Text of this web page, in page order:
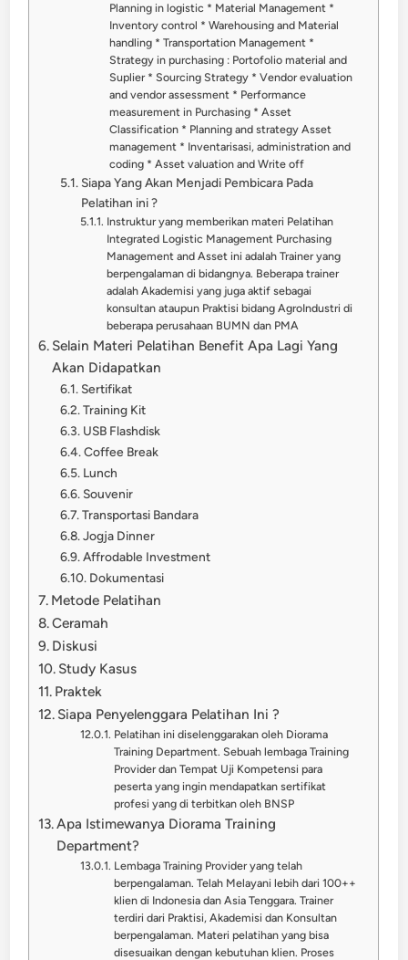
Planning in logistic * Material Management *
Inventory control * Warehousing and Material
handling * Transportation Management *
Strategy in purchasing : Portofolio material and
Suplier * Sourcing Strategy * Vendor evaluation
and vendor assessment * Performance
measurement in Purchasing * Asset
Classification * Planning and strategy Asset
management * Inventarisasi, administration and
coding * Asset valuation and Write off
Siapa Yang Akan Menjadi Pembicara Pada
Pelatihan ini ?
Instruktur yang memberikan materi Pelatihan
Integrated Logistic Management Purchasing
Management and Asset ini adalah Trainer yang
berpengalaman di bidangnya. Beberapa trainer
adalah Akademisi yang juga aktif sebagai
konsultan ataupun Praktisi bidang AgroIndustri di
beberapa perusahaan BUMN dan PMA
Selain Materi Pelatihan Benefit Apa Lagi Yang
Akan Didapatkan
Sertifikat
Training Kit
USB Flashdisk
Coffee Break
Lunch
Souvenir
Transportasi Bandara
Jogja Dinner
Affrodable Investment
Dokumentasi
Metode Pelatihan
Ceramah
Diskusi
Study Kasus
Praktek
Siapa Penyelenggara Pelatihan Ini ?
Pelatihan ini diselenggarakan oleh Diorama
Training Department. Sebuah lembaga Training
Provider dan Tempat Uji Kompetensi para
peserta yang ingin mendapatkan sertifikat
profesi yang di terbitkan oleh BNSP
Apa Istimewanya Diorama Training
Department?
Lembaga Training Provider yang telah
berpengalaman. Telah Melayani lebih dari 100++
klien di Indonesia dan Asia Tenggara. Trainer
terdiri dari Praktisi, Akademisi dan Konsultan
berpengalaman. Materi pelatihan yang bisa
disesuaikan dengan kebutuhan klien. Proses